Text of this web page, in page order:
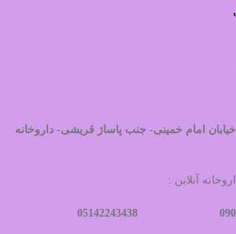
امام خمینی- جنب پاساژ قریشی- داروخانه
آنلاین :